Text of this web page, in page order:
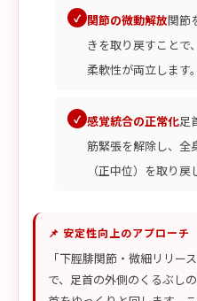
関節の微動解放関節
きを取り戻すことで
柔軟性が両立します。
感覚統合の正常化足
筋緊張を解除し、全
（正中位）を取り戻
📌 安定性向上のアプローチ
「下脛腓関節・微細リリー
で、足首の外側のくるぶし